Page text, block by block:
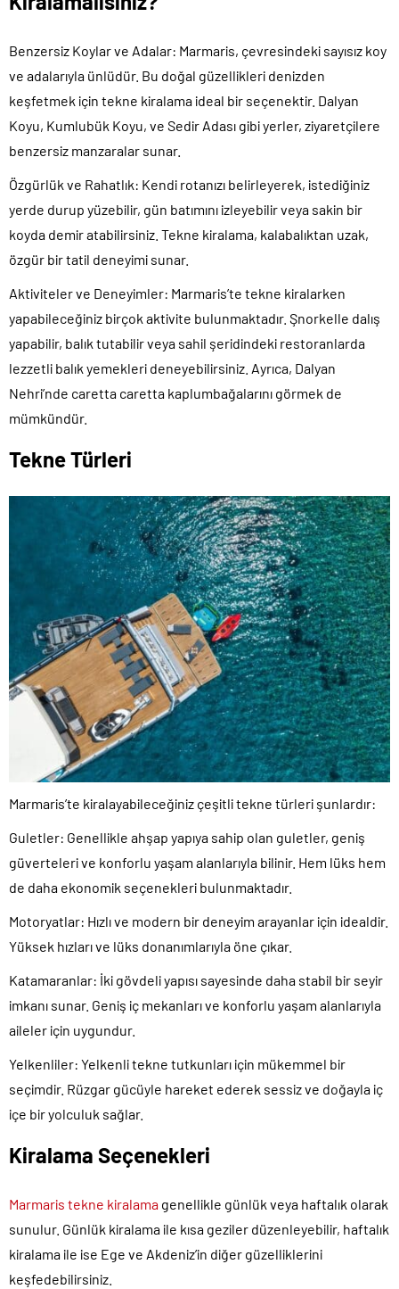
Benzersiz Koylar ve Adalar: Marmaris, çevresindeki sayısız koy
ve adalarıyla ünlüdür. Bu doğal güzellikleri denizden
keşfetmek için tekne kiralama ideal bir seçenektir. Dalyan
Koyu, Kumlubük Koyu, ve Sedir Adası gibi yerler, ziyaretçilere
benzersiz manzaralar sunar.
Özgürlük ve Rahatlık: Kendi rotanızı belirleyerek, istediğiniz
yerde durup yüzebilir, gün batımını izleyebilir veya sakin bir
koyda demir atabilirsiniz. Tekne kiralama, kalabalıktan uzak,
özgür bir tatil deneyimi sunar.
Aktiviteler ve Deneyimler: Marmaris’te tekne kiralarken
yapabileceğiniz birçok aktivite bulunmaktadır. Şnorkelle dalış
yapabilir, balık tutabilir veya sahil şeridindeki restoranlarda
lezzetli balık yemekleri deneyebilirsiniz. Ayrıca, Dalyan
Nehri’nde caretta caretta kaplumbağalarını görmek de
mümkündür.
Tekne Türleri
Marmaris’te kiralayabileceğiniz çeşitli tekne türleri şunlardır:
Guletler: Genellikle ahşap yapıya sahip olan guletler, geniş
güverteleri ve konforlu yaşam alanlarıyla bilinir. Hem lüks hem
de daha ekonomik seçenekleri bulunmaktadır.
Motoryatlar: Hızlı ve modern bir deneyim arayanlar için idealdir.
Yüksek hızları ve lüks donanımlarıyla öne çıkar.
Katamaranlar: İki gövdeli yapısı sayesinde daha stabil bir seyir
imkanı sunar. Geniş iç mekanları ve konforlu yaşam alanlarıyla
aileler için uygundur.
Yelkenliler: Yelkenli tekne tutkunları için mükemmel bir
seçimdir. Rüzgar gücüyle hareket ederek sessiz ve doğayla iç
içe bir yolculuk sağlar.
Kiralama Seçenekleri
Marmaris tekne kiralama genellikle günlük veya haftalık olarak
sunulur. Günlük kiralama ile kısa geziler düzenleyebilir, haftalık
kiralama ile ise Ege ve Akdeniz’in diğer güzelliklerini
keşfedebilirsiniz.